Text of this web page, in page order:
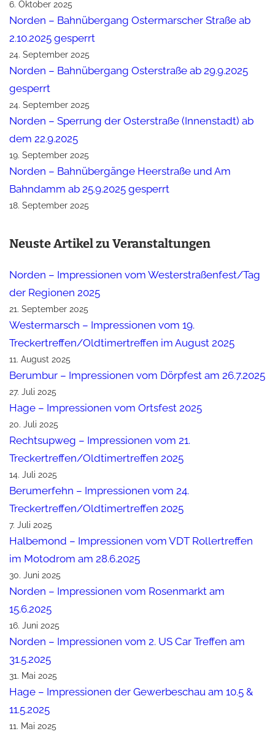
6. Oktober 2025
Norden – Bahnübergang Ostermarscher Straße ab
2.10.2025 gesperrt
24. September 2025
Norden – Bahnübergang Osterstraße ab 29.9.2025
gesperrt
24. September 2025
Norden – Sperrung der Osterstraße (Innenstadt) ab
dem 22.9.2025
19. September 2025
Norden – Bahnübergänge Heerstraße und Am
Bahndamm ab 25.9.2025 gesperrt
18. September 2025
Neuste Artikel zu Veranstaltungen
Norden – Impressionen vom Westerstraßenfest/Tag
der Regionen 2025
21. September 2025
Westermarsch – Impressionen vom 19.
Treckertreffen/Oldtimertreffen im August 2025
11. August 2025
Berumbur – Impressionen vom Dörpfest am 26.7.2025
27. Juli 2025
Hage – Impressionen vom Ortsfest 2025
20. Juli 2025
Rechtsupweg – Impressionen vom 21.
Treckertreffen/Oldtimertreffen 2025
14. Juli 2025
Berumerfehn – Impressionen vom 24.
Treckertreffen/Oldtimertreffen 2025
7. Juli 2025
Halbemond – Impressionen vom VDT Rollertreffen
im Motodrom am 28.6.2025
30. Juni 2025
Norden – Impressionen vom Rosenmarkt am
15.6.2025
16. Juni 2025
Norden – Impressionen vom 2. US Car Treffen am
31.5.2025
31. Mai 2025
Hage – Impressionen der Gewerbeschau am 10.5 &
11.5.2025
11. Mai 2025